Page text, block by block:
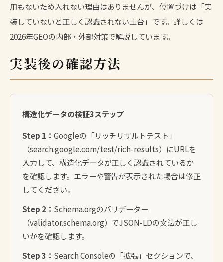
用もないため入れない理由はありませんが、位置づけは「実
装していないと正しく認識されない土台」です。詳しくは
2026年GEOの内部・外部対策で解説しています。
実装後の確認方法
構造化データの検証3ステップ
Step 1： Googleの「リッチリザルトテスト」
（search.google.com/test/rich-results）にURLを
入力して、構造化データが正しく認識されているか
を確認します。エラーや警告が表示された場合は修正
してください。
Step 2： Schema.orgのバリデーター
（validator.schema.org）でJSON-LDの文法が正し
いかを確認します。
Step 3： Search Consoleの「拡張」セクションで、